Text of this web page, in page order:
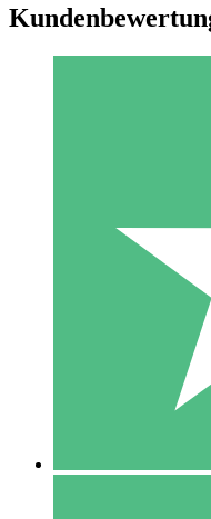
Zahlen Sie nach
monatliche